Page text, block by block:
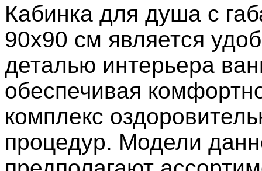
Кабинка для душа с
90х90 см является
деталью интерьера
обеспечивая
комплекс
процедур. Модели